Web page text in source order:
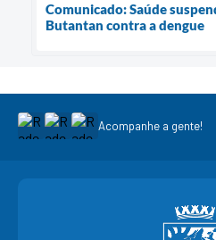
Comunicado: Saúde
Butantan contra a dengue
Acompanhe a gente!